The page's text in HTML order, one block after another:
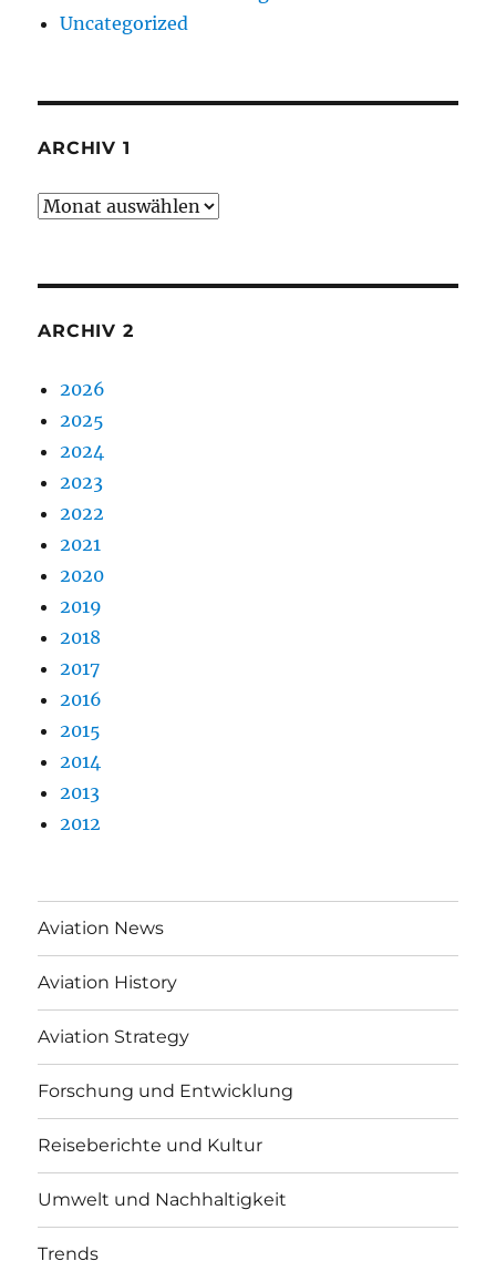
Uncategorized
ARCHIV 1
Archiv
ARCHIV 2
2026
2025
2024
2023
2022
2021
2020
2019
2018
2017
2016
2015
2014
2013
2012
Aviation News
Aviation History
Aviation Strategy
Forschung und Entwicklung
Reiseberichte und Kultur
Umwelt und Nachhaltigkeit
Trends